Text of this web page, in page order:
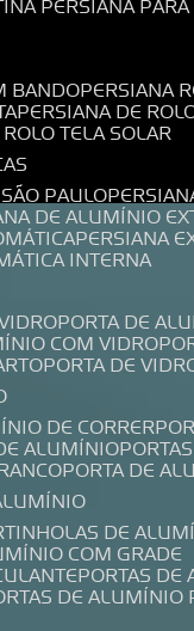
BANDO PERSIANA
PERSIANA DE
ROLO TELA SOLAR
PAULO
DE ALUMÍNIO
PERSIANA
INTERNA
PORTA DE
COM VIDRO
PORTA DE
DE CORRER
ALUMÍNIO
PORTA DE
DE
COM GRADE
PORTAS
DE